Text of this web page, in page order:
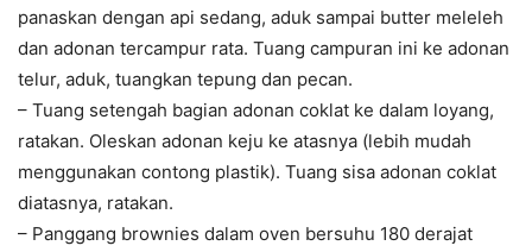
panaskan dengan api sedang, aduk sampai butter meleleh
dan adonan tercampur rata. Tuang campuran ini ke adonan
telur, aduk, tuangkan tepung dan pecan.
– Tuang setengah bagian adonan coklat ke dalam loyang,
ratakan. Oleskan adonan keju ke atasnya (lebih mudah
menggunakan contong plastik). Tuang sisa adonan coklat
diatasnya, ratakan.
– Panggang brownies dalam oven bersuhu 180 derajat